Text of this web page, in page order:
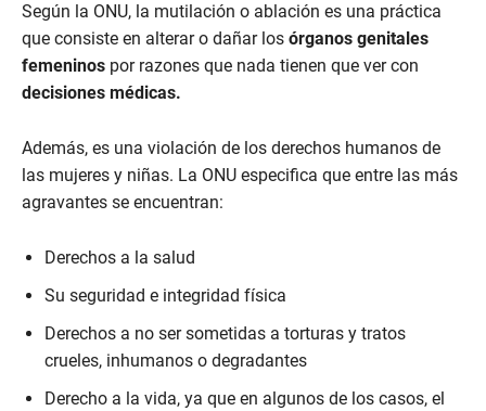
Según la ONU, la mutilación o ablación es una práctica
que consiste en alterar o dañar los órganos genitales
femeninos por razones que nada tienen que ver con
decisiones médicas.
Además, es una violación de los derechos humanos de
las mujeres y niñas. La ONU especifica que entre las más
agravantes se encuentran:
Derechos a la salud
Su seguridad e integridad física
Derechos a no ser sometidas a torturas y tratos
crueles, inhumanos o degradantes
Derecho a la vida, ya que en algunos de los casos, el